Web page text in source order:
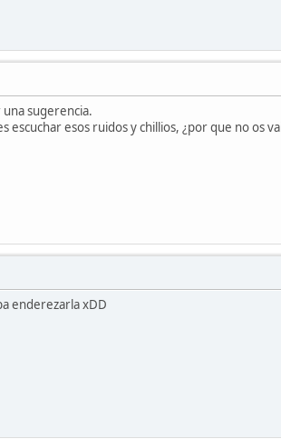
sugerencia.
escuchar esos ruidos y chillios, ¿por que no os
enderezarla xDD